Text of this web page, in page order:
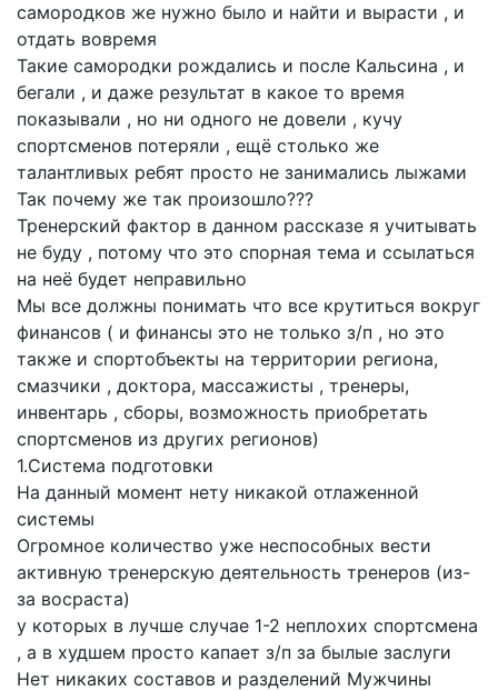
самородков же нужно было и найти и вырасти , и
отдать вовремя
Такие самородки рождались и после Кальсина , и
бегали , и даже результат в какое то время
показывали , но ни одного не довели , кучу
спортсменов потеряли , ещё столько же
талантливых ребят просто не занимались лыжами
Так почему же так произошло???
Тренерский фактор в данном рассказе я учитывать
не буду , потому что это спорная тема и ссылаться
на неё будет неправильно
Мы все должны понимать что все крутиться вокруг
финансов ( и финансы это не только з/п , но это
также и спортобъекты на территории региона,
смазчики , доктора, массажисты , тренеры,
инвентарь , сборы, возможность приобретать
спортсменов из других регионов)
1.Система подготовки
На данный момент нету никакой отлаженной
системы
Огромное количество уже неспособных вести
активную тренерскую деятельность тренеров (из-
за восраста)
у которых в лучше случае 1-2 неплохих спортсмена
, а в худшем просто капает з/п за былые заслуги
Нет никаких составов и разделений Мужчины